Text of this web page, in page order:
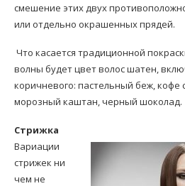
смешение этих двух
или отдельно окрашенных прядей.
Что касается традиционной
волны будет цвет волос шатен,
коричневого: пастельный беж, кофе
морозный каштан, черный шоколад.
Стрижка
Вариации
стрижек ни
чем не